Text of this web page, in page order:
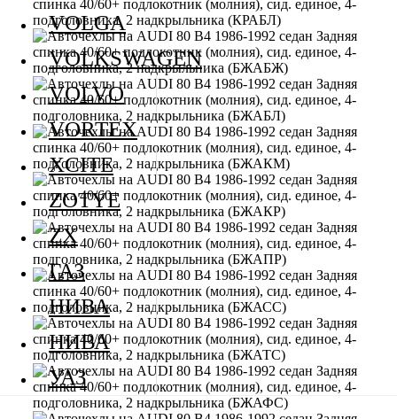
VOLGA
VOLKSWAGEN
VOLVO
VORTEX
XCITE
ZOTYE
ZX
ГАЗ
НИВА
НИВА
УАЗ